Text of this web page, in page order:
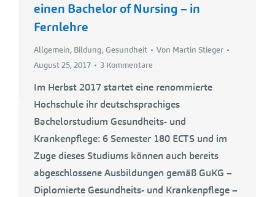
einen Bachelor of Nursing – in
Fernlehre
Allgemein, Bildung,Gesundheit Von Martin Stieger
August 25, 2017
3 Kommentare
Im Herbst 2017 startet eine renommierte
Hochschule ihr deutschsprachiges
Bachelorstudium Gesundheits- und
Krankenpflege: 6 Semester 180 ECTS und im
Zuge dieses Studiums können auch bereits
abgeschlossene Ausbildungen gemäß GuKG –
Diplomierte Gesundheits- und Krankenpflege –